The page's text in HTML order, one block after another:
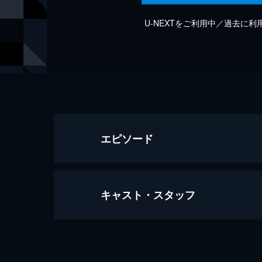
U-NEXTをご利用中／過去に利
エピソード
きみのあした
キャスト・スタッフ